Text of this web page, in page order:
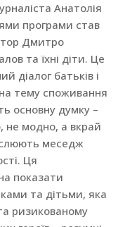
Анатолія
програми став
Дмитро
та їхні діти. Це
діалог батьків і
тему споживання
основну думку –
не модно, а вкрай
меседж
Ця
показати
та дітьми, яка
ризикованому